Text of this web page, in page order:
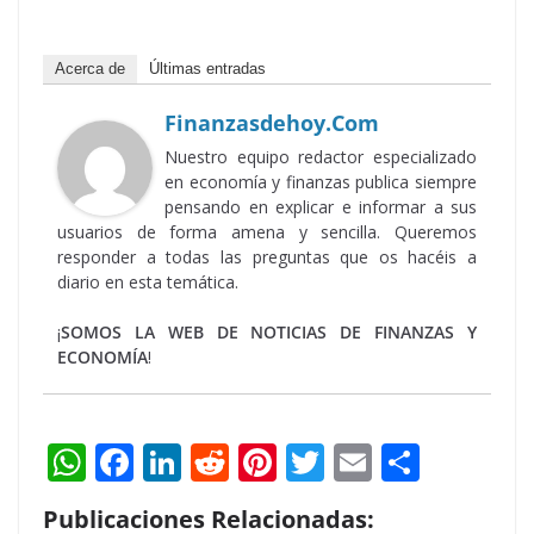
Acerca de Últimas entradas
Finanzasdehoy.com
Nuestro equipo redactor especializado
en economía y finanzas publica siempre
pensando en explicar e informar a sus
usuarios de forma amena y sencilla. Queremos
responder a todas las preguntas que os hacéis a
diario en esta temática.
¡SOMOS LA WEB DE NOTICIAS DE FINANZAS Y
ECONOMÍA!
W
h
F
ac
Li R
e
Pi
nt
T
w
E
Publicaciones Relacionadas: